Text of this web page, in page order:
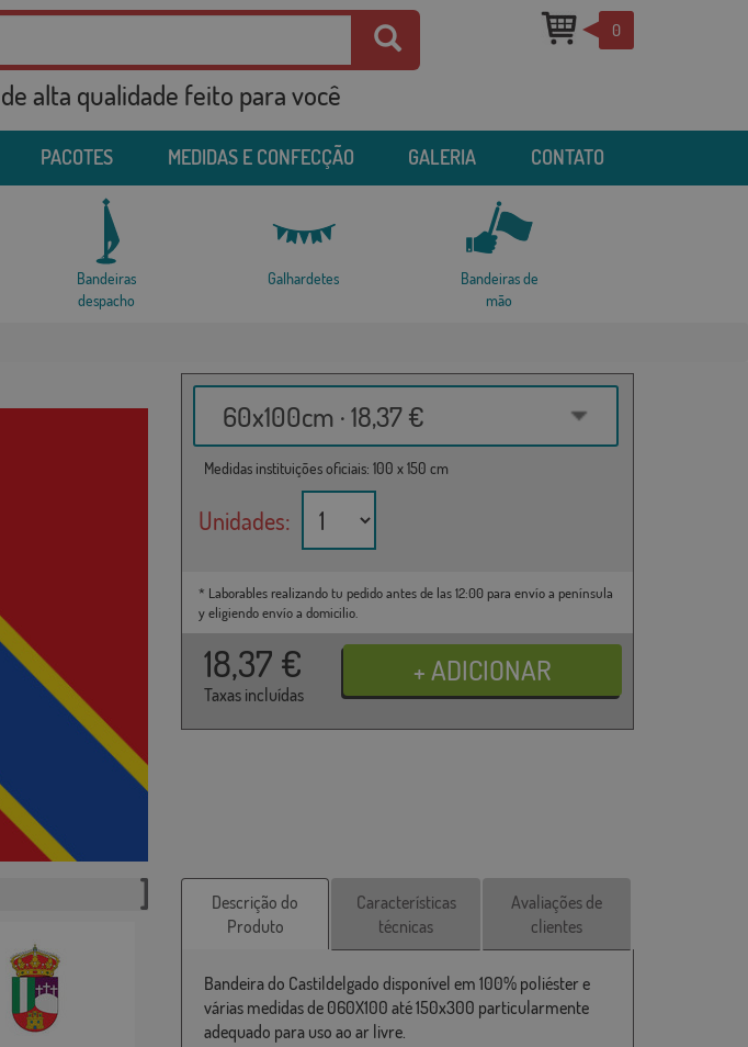
alta qualidade feito para você
0
PACOTES MEDIDAS E CONFECÇÃO GALERIA CONTATO
Bandeiras
despacho
Galhardetes
Bandeiras de
mão
60x100cm · 18,37 €
Medidas instituições oficiais: 100 x 150 cm
Unidades:
* Laborables realizando tu pedido antes de las 12:00 para envío a península
y eligiendo envío a domicilio.
18,37 €
Taxas incluídas
Descrição do
Produto
Características
técnicas
Avaliações de
clientes
Bandeira do Castildelgado disponível em 100% poliéster e
várias medidas de 060X100 até 150x300 particularmente
adequado para uso ao ar livre.